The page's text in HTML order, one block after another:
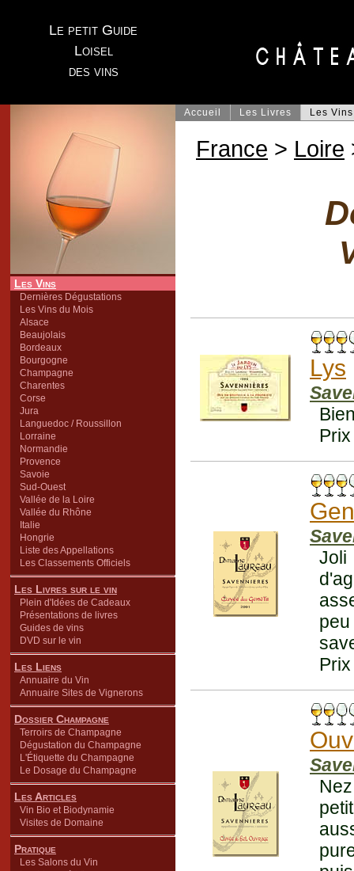
Le petit Guide
Loisel
des vins
Les Vins
Dernières Dégustations
Les Vins du Mois
Alsace
Beaujolais
Bordeaux
Bourgogne
Champagne
Charentes
Corse
Jura
Languedoc / Roussillon
Lorraine
Normandie
Provence
Savoie
Sud-Ouest
Vallée de la Loire
Vallée du Rhône
Italie
Hongrie
Liste des Appellations
Les Classements Officiels
Les Livres sur le vin
Plein d'Idées de Cadeaux
Présentations de livres
Guides de vins
DVD sur le vin
Les Liens
Annuaire du Vin
Annuaire Sites de Vignerons
Dossier Champagne
Terroirs de Champagne
Dégustation du Champagne
L'Étiquette du Champagne
Le Dosage du Champagne
Les Articles
Vin Bio et Biodynamie
Visites de Domaine
Pratique
Les Salons du Vin
Accueil Les Livres Les Vins
France > Loire
Lys
Joli